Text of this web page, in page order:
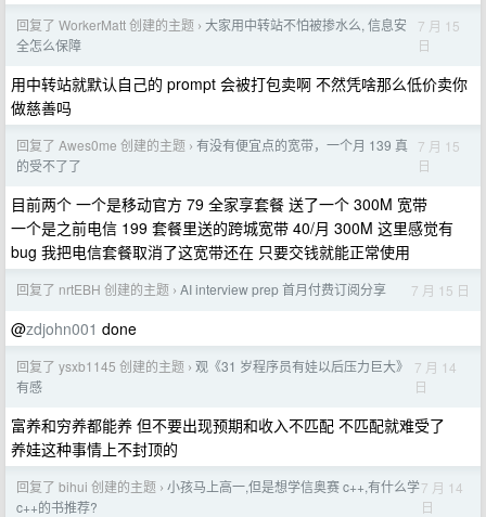
回复了 WorkerMatt 创建的主题 › 大家用中转站不怕被掺水么, 信息安
全怎么保障
7 月 15
日
用中转站就默认自己的 prompt 会被打包卖啊 不然凭啥那么低价卖你
做慈善吗
回复了 Awes0me 创建的主题 › 有没有便宜点的宽带，一个月 139 真
的受不了了
7 月 15
日
目前两个 一个是移动官方 79 全家享套餐 送了一个 300M 宽带
一个是之前电信 199 套餐里送的跨城宽带 40/月 300M 这里感觉有
bug 我把电信套餐取消了这宽带还在 只要交钱就能正常使用
回复了 nrtEBH 创建的主题 › AI interview prep 首月付费订阅分享 7 月 15 日
@zdjohn001 done
回复了 ysxb1145 创建的主题 › 观《31 岁程序员有娃以后压力巨大》
有感
7 月 14
日
富养和穷养都能养 但不要出现预期和收入不匹配 不匹配就难受了
养娃这种事情上不封顶的
回复了 bihui 创建的主题 › 小孩马上高一,但是想学信奥赛 c++,有什么学
c++的书推荐?
7 月 14
日